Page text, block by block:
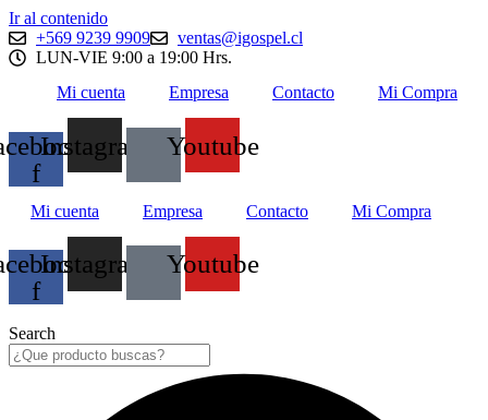
Ir al contenido
+569 9239 9909
ventas@igospel.cl
LUN-VIE 9:00 a 19:00 Hrs.
Mi cuenta
Empresa Contacto Mi Compra
f
Instagram Youtube
Mi cuenta Empresa Contacto Mi Compra
f
Instagram Youtube
Search